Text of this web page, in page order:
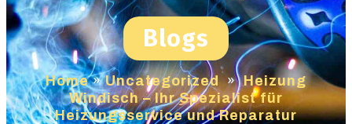
Blogs
Home»Uncategorized » Heizung
Windisch – Ihr Spezialist für
Heizungsservice und Reparatur